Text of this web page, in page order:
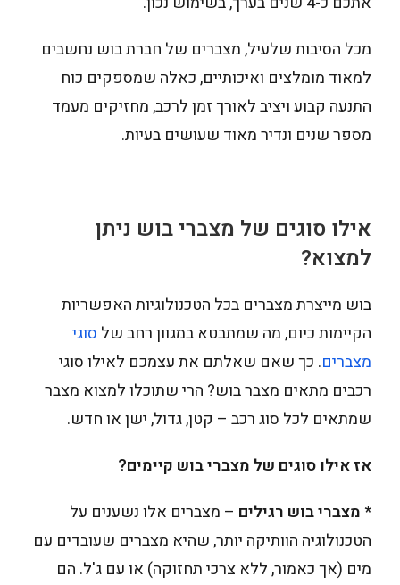
מכל הסיבות שלעיל, מצברים של חברת בוש נחשבים
למאוד מומלצים ואיכותיים, כאלה שמספקים כוח
התנעה קבוע ויציב לאורך זמן לרכב, מחזיקים מעמד
מספר שנים ונדיר מאוד שעושים בעיות.
אילו סוגים של מצברי בוש ניתן
למצוא?
בוש מייצרת מצברים בכל הטכנולוגיות האפשריות
הקיימות כיום, מה שמתבטא במגוון רחב של סוגי
מצברים. כך שאם שאלתם את עצמכם לאילו סוגי
רכבים מתאים מצבר בוש? הרי שתוכלו למצוא מצבר
שמתאים לכל סוג רכב – קטן, גדול, ישן או חדש.
אזאילו סוגים של מצברי בוש קיימים?
* מצברי בוש רגילים – מצברים אלו נשענים על
הטכנולוגיה הוותיקה יותר, שהיא מצברים שעובדים עם
מים (אך כאמור, ללא צרכי תחזוקה) או עם ג'ל. הם